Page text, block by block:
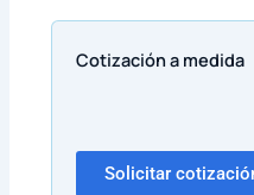
Cotización a medida
Solicitar